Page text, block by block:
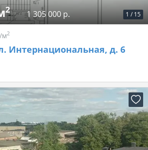
1 / 15
2 1 305 000 р.
м2
Интернациональная, д. 6